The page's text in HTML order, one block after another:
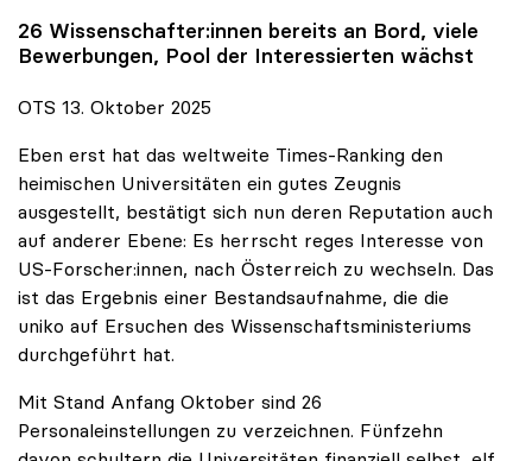
26 Wissenschafter:innen bereits an Bord, viele
Bewerbungen, Pool der Interessierten wächst
OTS 13. Oktober 2025
Eben erst hat das weltweite Times-Ranking den
heimischen Universitäten ein gutes Zeugnis
ausgestellt, bestätigt sich nun deren Reputation auch
auf anderer Ebene: Es herrscht reges Interesse von
US-Forscher:innen, nach Österreich zu wechseln. Das
ist das Ergebnis einer Bestandsaufnahme, die die
uniko auf Ersuchen des Wissenschaftsministeriums
durchgeführt hat.
Mit Stand Anfang Oktober sind 26
Personaleinstellungen zu verzeichnen. Fünfzehn